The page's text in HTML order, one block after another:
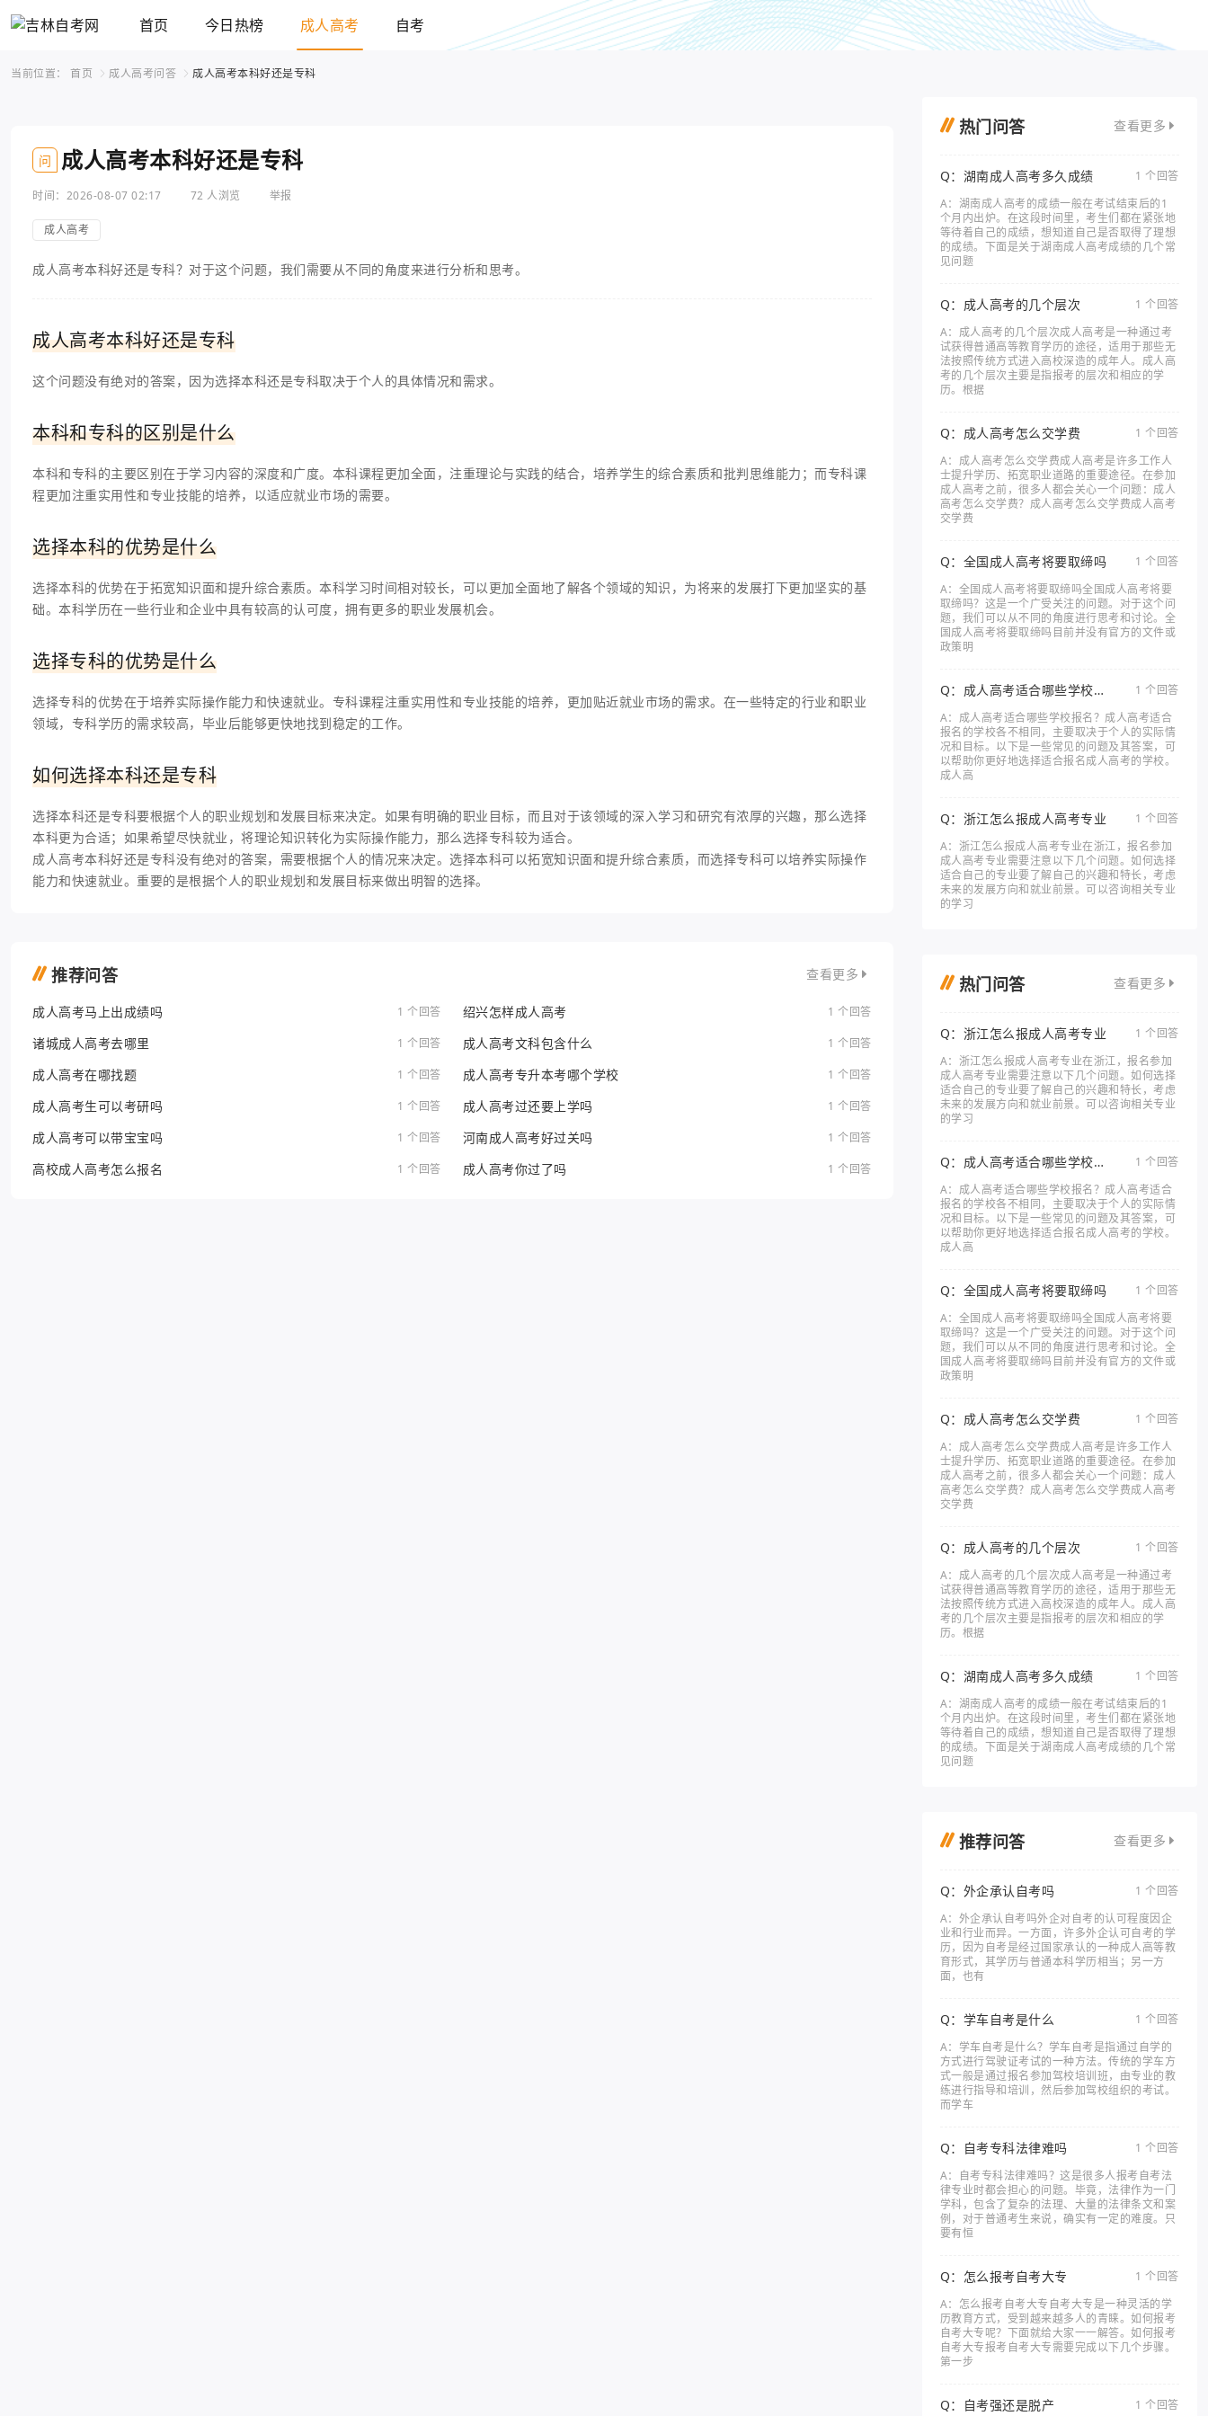
首页 今日热榜 成人高考 自考
当前位置： 首页 成人高考问答 成人高考本科好还是专科
问 成人高考本科好还是专科
时间：2026-08-07 02:17 72 人浏览 举报
成人高考
成人高考本科好还是专科？对于这个问题，我们需要从不同的角度来进行分析和思考。
成人高考本科好还是专科
这个问题没有绝对的答案，因为选择本科还是专科取决于个人的具体情况和需求。
本科和专科的区别是什么
本科和专科的主要区别在于学习内容的深度和广度。本科课程更加全面，注重理论与实践的结合，培养学生的综合素质和批判思维能力；而专科课
程更加注重实用性和专业技能的培养，以适应就业市场的需要。
选择本科的优势是什么
选择本科的优势在于拓宽知识面和提升综合素质。本科学习时间相对较长，可以更加全面地了解各个领域的知识，为将来的发展打下更加坚实的基
础。本科学历在一些行业和企业中具有较高的认可度，拥有更多的职业发展机会。
选择专科的优势是什么
选择专科的优势在于培养实际操作能力和快速就业。专科课程注重实用性和专业技能的培养，更加贴近就业市场的需求。在一些特定的行业和职业
领域，专科学历的需求较高，毕业后能够更快地找到稳定的工作。
如何选择本科还是专科
选择本科还是专科要根据个人的职业规划和发展目标来决定。如果有明确的职业目标，而且对于该领域的深入学习和研究有浓厚的兴趣，那么选择
本科更为合适；如果希望尽快就业，将理论知识转化为实际操作能力，那么选择专科较为适合。
成人高考本科好还是专科没有绝对的答案，需要根据个人的情况来决定。选择本科可以拓宽知识面和提升综合素质，而选择专科可以培养实际操作
能力和快速就业。重要的是根据个人的职业规划和发展目标来做出明智的选择。
推荐问答 查看更多
成人高考马上出成绩吗 1 个回答 绍兴怎样成人高考 1 个回答
诸城成人高考去哪里 1 个回答 成人高考文科包含什么 1 个回答
成人高考在哪找题 1 个回答 成人高考专升本考哪个学校 1 个回答
成人高考生可以考研吗 1 个回答 成人高考过还要上学吗 1 个回答
成人高考可以带宝宝吗 1 个回答 河南成人高考好过关吗 1 个回答
高校成人高考怎么报名 1 个回答 成人高考你过了吗 1 个回答
热门问答 查看更多
Q：湖南成人高考多久成绩
1 个回答
A：湖南成人高考的成绩一般在考试结束后的1
个月内出炉。在这段时间里，考生们都在紧张地
等待着自己的成绩，想知道自己是否取得了理想
的成绩。下面是关于湖南成人高考成绩的几个常
见问题
Q：成人高考的几个层次
1 个回答
A：成人高考的几个层次成人高考是一种通过考
试获得普通高等教育学历的途径，适用于那些无
法按照传统方式进入高校深造的成年人。成人高
考的几个层次主要是指报考的层次和相应的学
历。根据
Q：成人高考怎么交学费
1 个回答
A：成人高考怎么交学费成人高考是许多工作人
士提升学历、拓宽职业道路的重要途径。在参加
成人高考之前，很多人都会关心一个问题：成人
高考怎么交学费？成人高考怎么交学费成人高考
交学费
Q：全国成人高考将要取缔吗
1 个回答
A：全国成人高考将要取缔吗全国成人高考将要
取缔吗？这是一个广受关注的问题。对于这个问
题，我们可以从不同的角度进行思考和讨论。全
国成人高考将要取缔吗目前并没有官方的文件或
政策明
Q：成人高考适合哪些学校报
名
1 个回答
A：成人高考适合哪些学校报名？成人高考适合
报名的学校各不相同，主要取决于个人的实际情
况和目标。以下是一些常见的问题及其答案，可
以帮助你更好地选择适合报名成人高考的学校。
成人高
Q：浙江怎么报成人高考专业
1 个回答
A：浙江怎么报成人高考专业在浙江，报名参加
成人高考专业需要注意以下几个问题。如何选择
适合自己的专业要了解自己的兴趣和特长，考虑
未来的发展方向和就业前景。可以咨询相关专业
的学习
热门问答 查看更多
Q：浙江怎么报成人高考专业
1 个回答
A：浙江怎么报成人高考专业在浙江，报名参加
成人高考专业需要注意以下几个问题。如何选择
适合自己的专业要了解自己的兴趣和特长，考虑
未来的发展方向和就业前景。可以咨询相关专业
的学习
Q：成人高考适合哪些学校报
名
1 个回答
A：成人高考适合哪些学校报名？成人高考适合
报名的学校各不相同，主要取决于个人的实际情
况和目标。以下是一些常见的问题及其答案，可
以帮助你更好地选择适合报名成人高考的学校。
成人高
Q：全国成人高考将要取缔吗
1 个回答
A：全国成人高考将要取缔吗全国成人高考将要
取缔吗？这是一个广受关注的问题。对于这个问
题，我们可以从不同的角度进行思考和讨论。全
国成人高考将要取缔吗目前并没有官方的文件或
政策明
Q：成人高考怎么交学费
1 个回答
A：成人高考怎么交学费成人高考是许多工作人
士提升学历、拓宽职业道路的重要途径。在参加
成人高考之前，很多人都会关心一个问题：成人
高考怎么交学费？成人高考怎么交学费成人高考
交学费
Q：成人高考的几个层次
1 个回答
A：成人高考的几个层次成人高考是一种通过考
试获得普通高等教育学历的途径，适用于那些无
法按照传统方式进入高校深造的成年人。成人高
考的几个层次主要是指报考的层次和相应的学
历。根据
Q：湖南成人高考多久成绩
1 个回答
A：湖南成人高考的成绩一般在考试结束后的1
个月内出炉。在这段时间里，考生们都在紧张地
等待着自己的成绩，想知道自己是否取得了理想
的成绩。下面是关于湖南成人高考成绩的几个常
见问题
推荐问答 查看更多
Q：外企承认自考吗
1 个回答
A：外企承认自考吗外企对自考的认可程度因企
业和行业而异。一方面，许多外企认可自考的学
历，因为自考是经过国家承认的一种成人高等教
育形式，其学历与普通本科学历相当；另一方
面，也有
Q：学车自考是什么
1 个回答
A：学车自考是什么？学车自考是指通过自学的
方式进行驾驶证考试的一种方法。传统的学车方
式一般是通过报名参加驾校培训班，由专业的教
练进行指导和培训，然后参加驾校组织的考试。
而学车
Q：自考专科法律难吗
1 个回答
A：自考专科法律难吗？这是很多人报考自考法
律专业时都会担心的问题。毕竟，法律作为一门
学科，包含了复杂的法理、大量的法律条文和案
例，对于普通考生来说，确实有一定的难度。只
要有恒
Q：怎么报考自考大专
1 个回答
A：怎么报考自考大专自考大专是一种灵活的学
历教育方式，受到越来越多人的青睐。如何报考
自考大专呢？下面就给大家一一解答。如何报考
自考大专报考自考大专需要完成以下几个步骤。
第一步
Q：自考强还是脱产
1 个回答